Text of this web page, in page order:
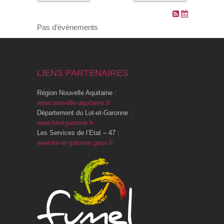
SOCIAL
SPORTS ET LOISIRS
CULTURE ET PATRIMOINE
RENDEZ-VOUS EN LIGNE
Pas d’évènements
LIENS PARTENAIRES
Région Nouvelle Aquitaine :
www.nouvelle-aquitaine.fr
Département du Lot-et-Garonne :
www.lotetgaronne.fr
Les Services de l’Etat – 47 :
www.lot-et-garonne.gouv.fr